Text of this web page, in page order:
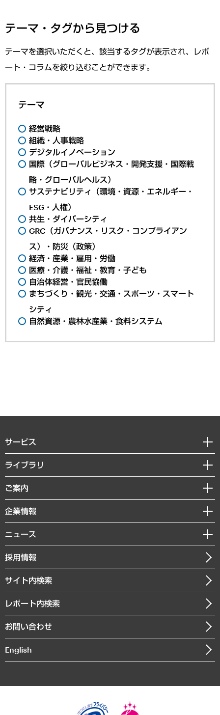
テーマ・タグから見つける
テーマを選択いただくと、該当するタグが表示され、レポ
ート・コラムを絞り込むことができます。
テーマ
経営戦略
組織・人事戦略
デジタルイノベーション
国際（グローバルビジネス・開発支援・国際戦
略・グローバルヘルス）
サステナビリティ（環境・資源・エネルギー・
ESG・人権）
共生・ダイバーシティ
GRC（ガバナンス・リスク・コンプライアン
ス）・防災（政策）
経済・産業・雇用・労働
医療・介護・福祉・教育・子ども
自治体経営・官民協働
まちづくり・観光・交通・スポーツ・スマート
シティ
自然資源・農林水産業・食料システム
サービス
経営戦略
組織・人事戦略
デジタルイノベーション
共生・ダイバーシティ
GRC（ガバナンス・リスク・コンプライアンス）・防災（政策）
経済・産業・雇用・労働
まちづくり・観光・交通・スポーツ・スマートシティ
自然資源・農林水産業・食料システム
ライブラリ
経済調査
レポート
コラム
経営用語集
受託・受注実績（官公庁関連）
メディア掲載・出演
ご案内
セミナー・イベント情報
MUFGビジネスセミナー
受託案件情報
企業情報
私たちの想い
社長メッセージ
会社概要
沿革
組織図・本部部室紹介
インドネシア現地法人
個人情報保護方針
ニュース
ニュースリリース
お知らせ
採用情報
サイト内検索
レポート内検索
お問い合わせ
English